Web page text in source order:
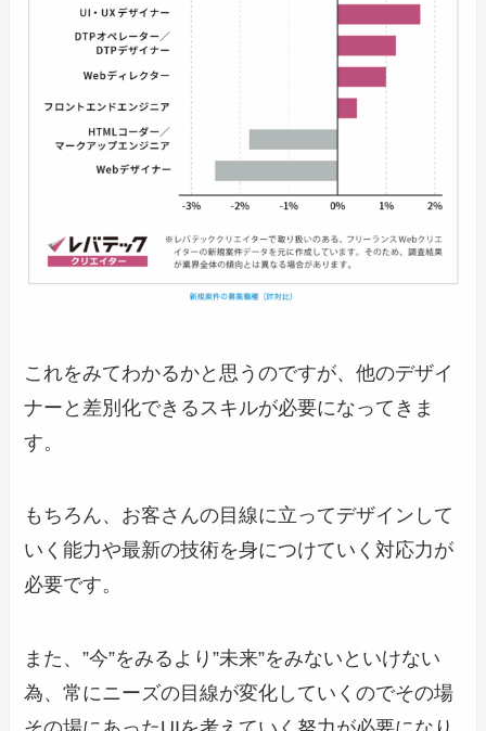
これをみてわかるかと思うのですが、他のデザイ
ナーと差別化できるスキルが必要になってきま
す。
もちろん、お客さんの目線に立ってデザインして
いく能力や最新の技術を身につけていく対応力が
必要です。
また、”今”をみるより”未来”をみないといけない
為、常にニーズの目線が変化していくのでその場